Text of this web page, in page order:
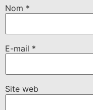
Nom *
E-mail *
Site web